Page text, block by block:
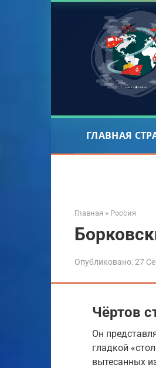
ГЛАВНАЯ
Главная » Россия
Опубликовано:27
Чёртов
Он
гладкой
вытесанных